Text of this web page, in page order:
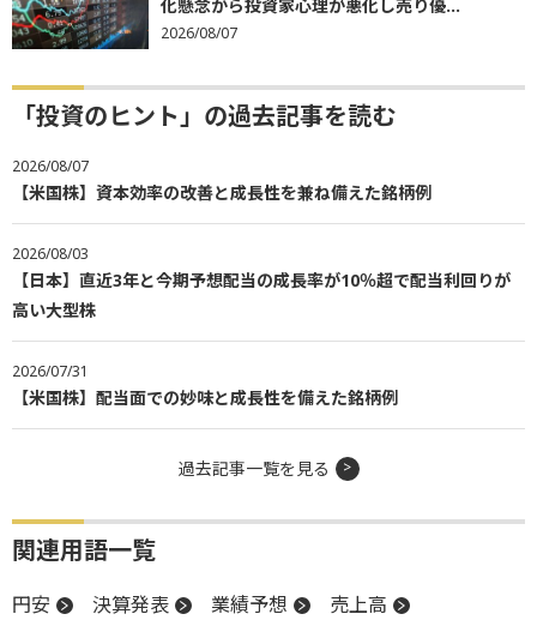
化懸念から投資家心理が悪化し売り優...
2026/08/07
「投資のヒント」の過去記事を読む
2026/08/07
【米国株】資本効率の改善と成長性を兼ね備えた銘柄例
2026/08/03
【日本】直近3年と今期予想配当の成長率が10％超で配当利回りが
高い大型株
2026/07/31
【米国株】配当面での妙味と成長性を備えた銘柄例
過去記事一覧を見る
関連用語一覧
円安 決算発表 業績予想
売上高